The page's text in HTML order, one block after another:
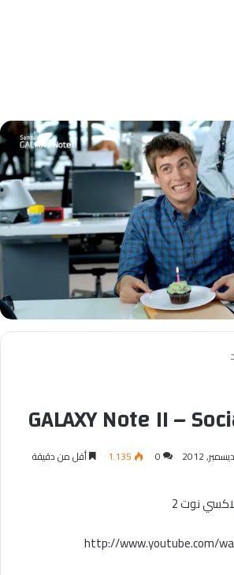
GALAXY Note II –
0 1٬135 أقل من دقيقة
نوت 2
http://www.youtube.com/